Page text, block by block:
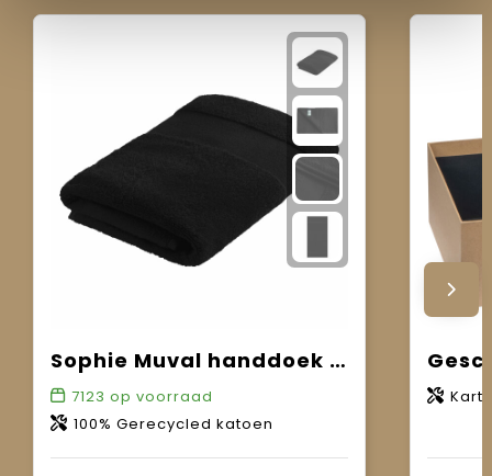
Sophie Muval handdoek gerecycled 100x50 cm, 450 gr/m²
7123 op voorraad
100% Gerecycled katoen